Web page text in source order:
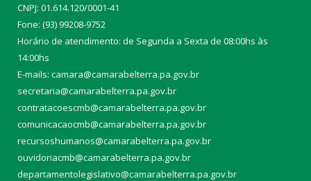
CNPJ: 01.614.120/0001-41
Fone: (93) 99208-9752
Horário de atendimento: de Segunda a Sexta de 08:00hs às
14:00hs
E-mails: camara@camarabelterra.pa.gov.br
secretaria@camarabelterra.pa.gov.br
contratacoescmb@camarabelterra.pa.gov.br
comunicacaocmb@camarabelterra.pa.gov.br
recursoshumanos@camarabelterra.pa.gov.br
ouvidoriacmb@camarabelterra.pa.gov.br
departamentolegislativo@camarabelterra.pa.gov.br